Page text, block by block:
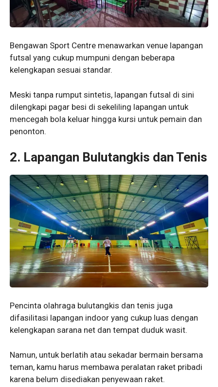
Bengawan Sport Centre menawarkan venue lapangan
futsal yang cukup mumpuni dengan beberapa
kelengkapan sesuai standar.
Meski tanpa rumput sintetis, lapangan futsal di sini
dilengkapi pagar besi di sekeliling lapangan untuk
mencegah bola keluar hingga kursi untuk pemain dan
penonton.
2. Lapangan Bulutangkis dan Tenis
Pencinta olahraga bulutangkis dan tenis juga
difasilitasi lapangan indoor yang cukup luas dengan
kelengkapan sarana net dan tempat duduk wasit.
Namun, untuk berlatih atau sekadar bermain bersama
teman, kamu harus membawa peralatan raket pribadi
karena belum disediakan penyewaan raket.